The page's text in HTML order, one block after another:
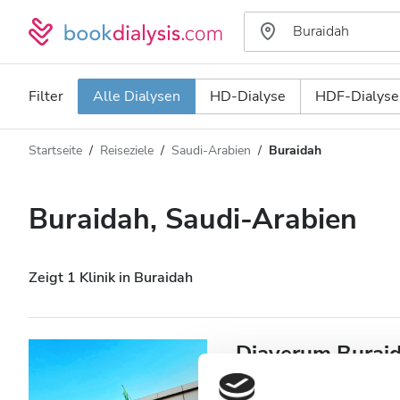
Filter Alle Dialysen HD-Dialyse HDF-Dialyse
Art der Dialyse
Alle Dialysen
HDF-Dialyse
Akzeptiert
Patienten mit HIV
Entfernung
Bewertung
Preis
Startseite Reiseziele Saudi-Arabien Buraidah
Buraidah, Saudi-Arabien
Zeigt 1 Klinik in Buraidah
Diaverum
Buraidah, Saudi-Arabien